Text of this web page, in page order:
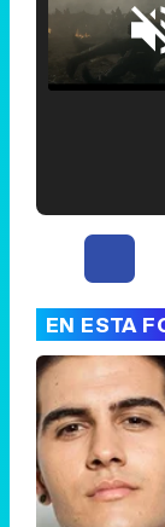
Loaded:
25.30%
EN ESTA